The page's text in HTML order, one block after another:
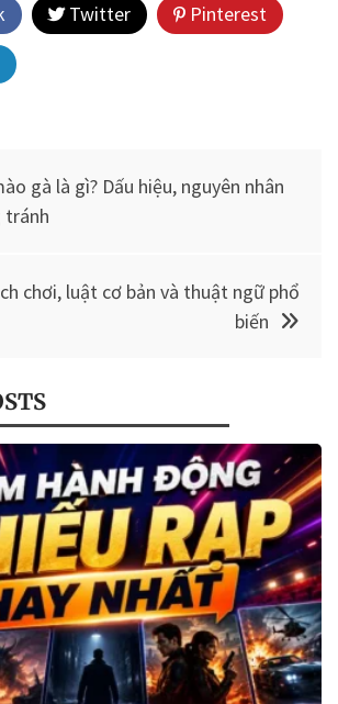
Twitter
Pinterest
gà là gì? Dấu hiệu, nguyên nhân
tránh
chơi, luật cơ bản và thuật ngữ phổ
biến